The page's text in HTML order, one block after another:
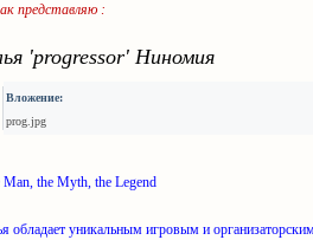
представляю :
'progressor' Ниномия
Вложение:
prog.jpg
Man, the Myth, the Legend
обладает уникальным игровым и